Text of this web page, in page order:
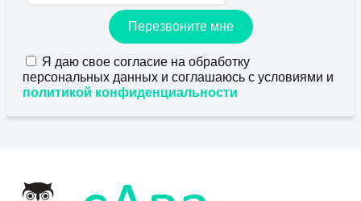
Перезвоните мне
Я даю свое согласие на обработку
персональных данных и соглашаюсь с условиями и
политикой конфиденциальности